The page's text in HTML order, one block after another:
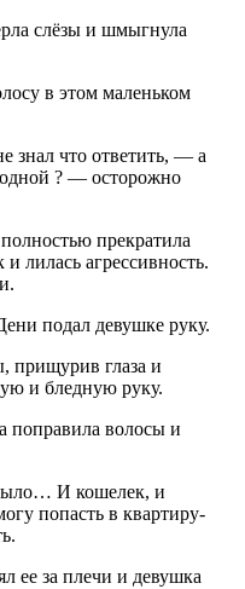
слёзы и шмыгнула
в этом маленьком
знал что ответить, — а
? — осторожно
прекратила
и лилась агрессивность.
подал девушке руку.
прищурив глаза и
и бледную руку.
поправила волосы и
И кошелек, и
попасть в квартиру-
ее за плечи и девушка